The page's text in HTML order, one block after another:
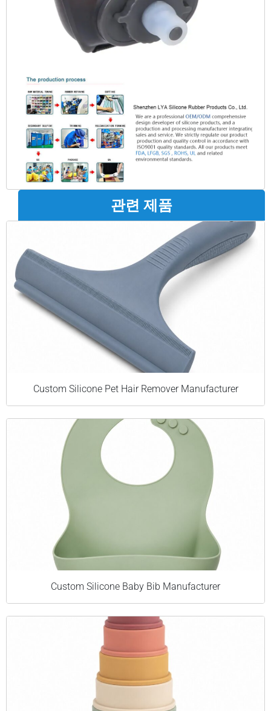
관련 제품
Custom Silicone Pet Hair Remover Manufacturer
Custom Silicone Baby Bib Manufacturer